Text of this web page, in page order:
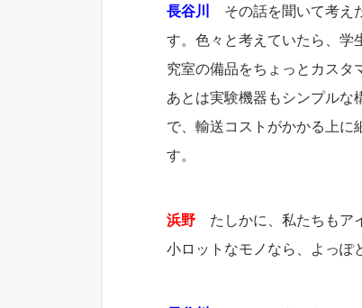
長谷川 その話を聞いて考え
す。色々と考えていたら、学
究室の備品をちょっとカスタ
あとは実験機器もシンプルな
で、輸送コストがかかる上に
す。
浜野 たしかに、私たちもア
小ロットなモノなら、よっぽ